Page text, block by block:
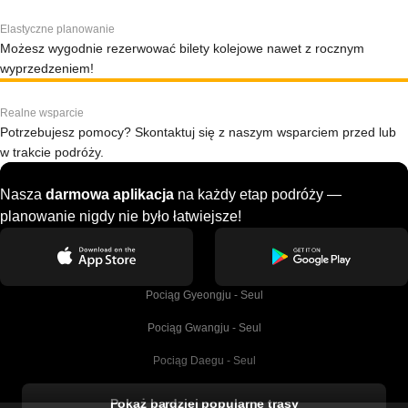
Elastyczne planowanie
Możesz wygodnie rezerwować bilety kolejowe nawet z rocznym
wyprzedzeniem!
Realne wsparcie
Potrzebujesz pomocy? Skontaktuj się z naszym wsparciem przed lub
w trakcie podróży.
Nasza darmowa aplikacja na każdy etap podróży —
planowanie nigdy nie było łatwiejsze!
Pociąg Gyeongju - Seul
Pociąg Gwangju - Seul
Pociąg Daegu - Seul
Pokaż bardziej popularne trasy